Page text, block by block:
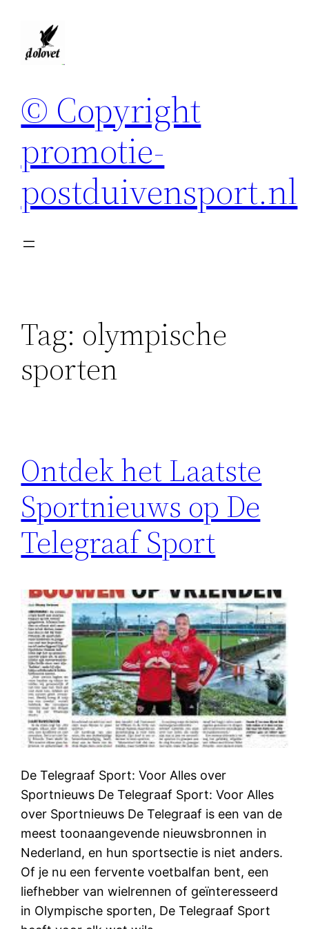
© Copyright
promotie-
postduivensport.nl
Tag: olympische
sporten
Ontdek het Laatste
Sportnieuws op De
Telegraaf Sport
De Telegraaf Sport: Voor Alles over
Sportnieuws De Telegraaf Sport: Voor Alles
over Sportnieuws De Telegraaf is een van de
meest toonaangevende nieuwsbronnen in
Nederland, en hun sportsectie is niet anders.
Of je nu een fervente voetbalfan bent, een
liefhebber van wielrennen of geïnteresseerd
in Olympische sporten, De Telegraaf Sport